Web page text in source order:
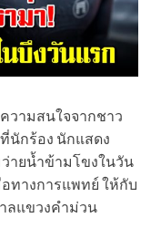
วามสนใจจากชาว
นักร้อง นักแสดง
ายน้ำข้ามโขงในวัน
ทางการแพทย์ ให้กับ
ลแขวงคำม่วน